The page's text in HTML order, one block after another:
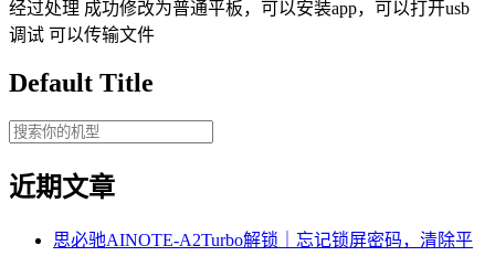
经过处理 成功修改为普通平板，可以安装app，可以打开usb
调试 可以传输文件
Default Title
近期文章
思必驰AINOTE‑A2Turbo解锁｜忘记锁屏密码，清除平